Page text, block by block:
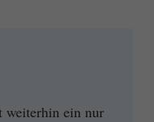
weiterhin ein nur